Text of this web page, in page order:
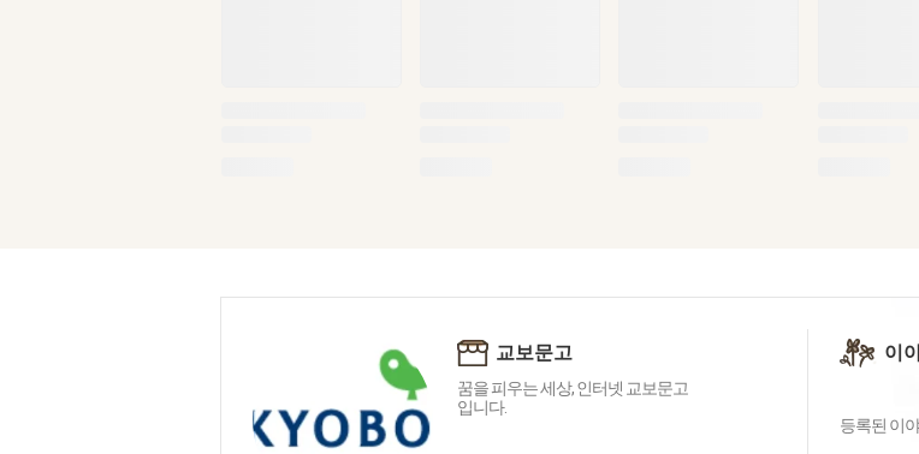
교보문고
꿈을 피우는 세상, 인터넷 교보문고
입니다.
이
등록된 이